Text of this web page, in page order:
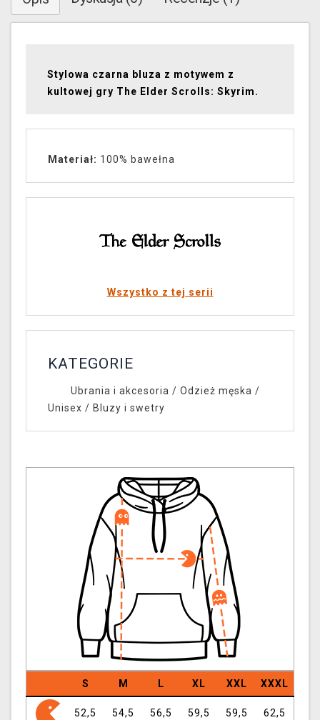
Stylowa czarna bluza z motywem z
kultowej gry The Elder Scrolls: Skyrim.
Materiał: 100% bawełna
Wszystko z tej serii
KATEGORIE
Ubrania i akcesoria / Odzież męska /
Unisex / Bluzy i swetry
S M L XL XXL XXXL
52,5 54,5 56,5 59,5 59,5 62,5